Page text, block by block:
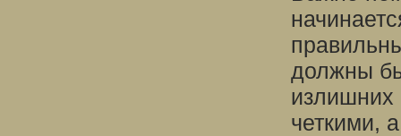
должны
излишних
четкими,